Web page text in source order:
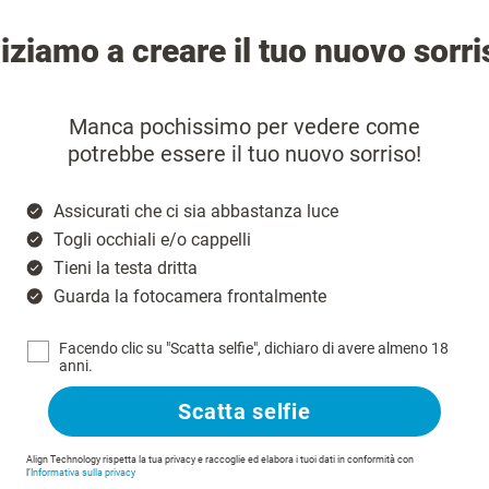
a creare il tuo nuovo
Manca pochissimo per vedere come
potrebbe essere il tuo nuovo sorriso!
Assicurati che ci sia abbastanza luce
Togli occhiali e/o cappelli
Tieni la testa dritta
Guarda la fotocamera frontalmente
Facendo clic su "Scatta selfie", dichiaro di avere almeno 18
anni.
Scatta selfie
Align Technology rispetta la tua privacy e raccoglie ed elabora i tuoi dati in conformità con
l’ Informativa sulla privacy